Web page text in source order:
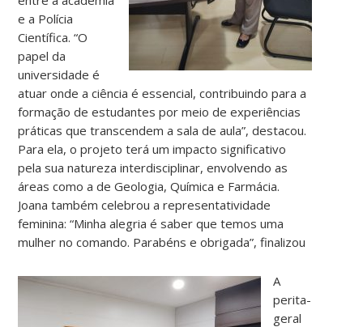
e a Polícia
Científica. “O
papel da
universidade é
atuar onde a ciência é essencial, contribuindo para a
formação de estudantes por meio de experiências
práticas que transcendem a sala de aula”, destacou.
Para ela, o projeto terá um impacto significativo
pela sua natureza interdisciplinar, envolvendo as
áreas como a de Geologia, Química e Farmácia.
Joana também celebrou a representatividade
feminina: “Minha alegria é saber que temos uma
mulher no comando. Parabéns e obrigada”, finalizou
A
perita-
geral